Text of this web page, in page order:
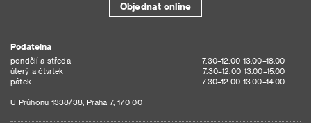
Objednat online
Podatelna
pondělí a středa
7.30–12.00 13.00–18.00
úterý a čtvrtek
7.30–12.00 13.00–15.00
pátek
7.30–12.00 13.00–14.00
U Průhonu 1338/38, Praha 7, 170 00